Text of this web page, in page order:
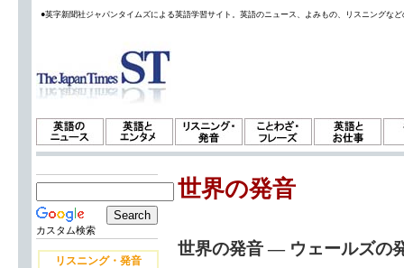
●英字新聞社ジャパンタイムズによる英語学習サイト。英語のニュース、よみもの、リスニングな
カスタム検索
リスニング・発音
世界の発音
世界の発音 — ウェールズの